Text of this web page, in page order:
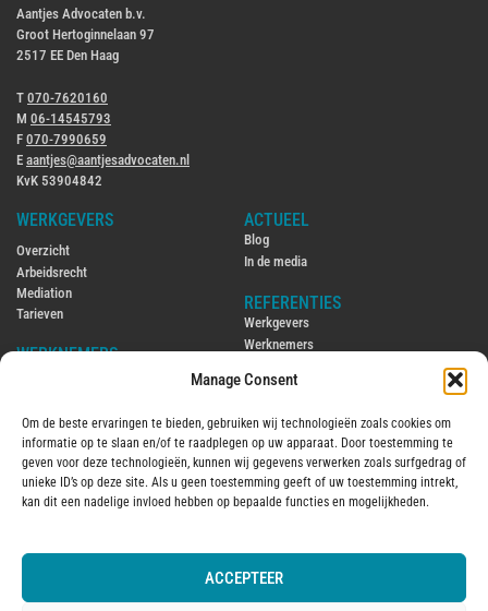
Manage Consent
Om de beste ervaringen te bieden, gebruiken wij technologieën zoals cookies om
informatie op te slaan en/of te raadplegen op uw apparaat. Door toestemming te
geven voor deze technologieën, kunnen wij gegevens verwerken zoals surfgedrag of
unieke ID’s op deze site. Als u geen toestemming geeft of uw toestemming intrekt,
kan dit een nadelige invloed hebben op bepaalde functies en mogelijkheden.
ACCEPTEER
Aantjes Advocaten b.v.
Groot Hertoginnelaan 97
2517 EE Den Haag
T 070-7620160
M 06-14545793
F 070-7990659
E aantjes@aantjesadvocaten.nl
KvK 53904842
WERKGEVERS
Overzicht
Arbeidsrecht
Mediation
Tarieven
WERKNEMERS
Ambtenarenrecht
Mediation
Tarieven
OVER MIJ
ACTUEEL
Blog
In de media
REFERENTIES
Werkgevers
Werknemers
CONTACT
ENGLISH
Hiring and firing employees in the
Netherlands
Employment law in the Netherlands